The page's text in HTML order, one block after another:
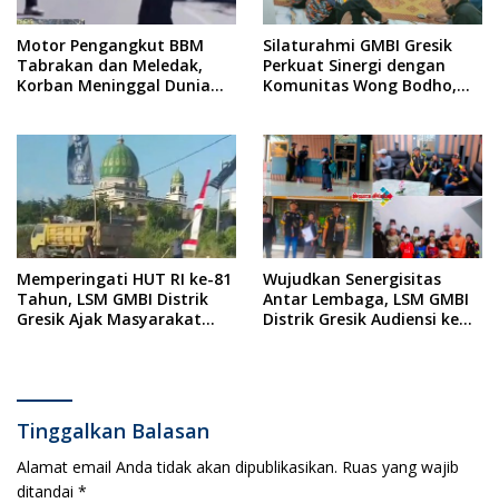
Motor Pengangkut BBM
Tabrakan dan Meledak,
Korban Meninggal Dunia
Silaturahmi GMBI Gresik
Perkuat Sinergi dengan
Komunitas Wong Bodho,
Menjelang Acara Sunatan
Massal dan Santunan Anak
Yatim
Memperingati HUT RI ke-81
Tahun, LSM GMBI Distrik
Gresik Ajak Masyarakat
Wujudkan Senergisitas
Antar Lembaga, LSM GMBI
Distrik Gresik Audiensi ke
Tinggalkan Balasan
Alamat email Anda tidak akan dipublikasikan. Ruas yang wajib
ditandai *